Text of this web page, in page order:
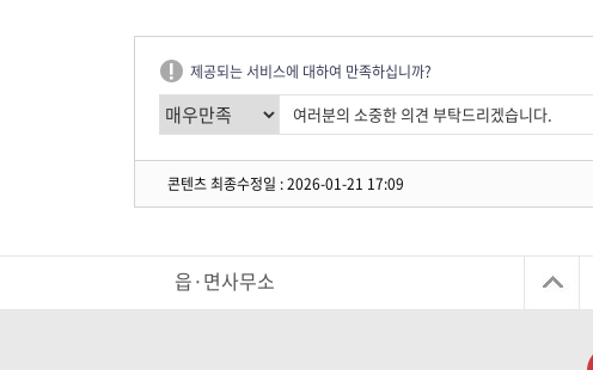
제공되는 서비스에 대하여 만족하십니까?
콘텐츠 최종수정일 : 2026-01-21 17:09
읍·면사무소